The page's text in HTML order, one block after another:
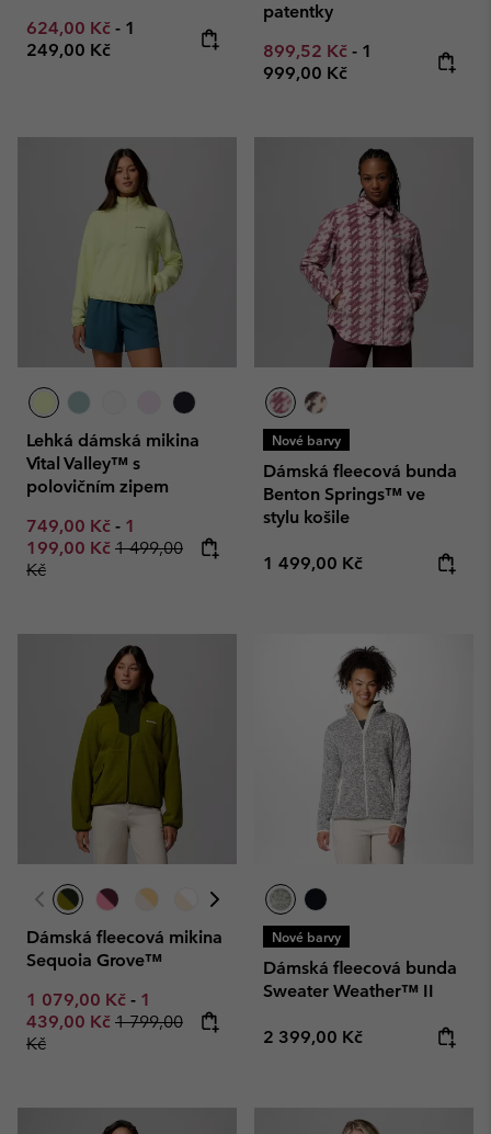
Minimum sale price:
624,00 Kč - Maximum price:
1
249,00 Kč
patentky
Minimum sale price:
899,52 Kč - Maximum
1
999,00 Kč
Lehká dámská mikina
Vital Valley™ s
polovičním zipem
Minimum sale price:
749,00 Kč - Maximum sale price:
1
199,00 Kč Regular price:
1 499,00
Kč
Nové barvy
Dámská fleecová bunda
Benton Springs™ ve
stylu košile
Regular price:
1 499,00 Kč
Dámská fleecová mikina
Sequoia Grove™
Minimum sale price:
1 079,00 Kč - Maximum sale price:
1
439,00 Kč Regular price:
1 799,00
Kč
Nové barvy
Dámská fleecová bunda
Sweater Weather™ II
Regular price:
2 399,00 Kč